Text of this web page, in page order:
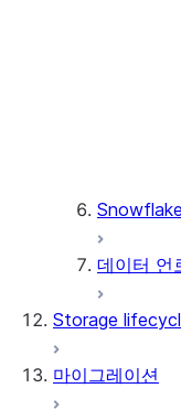
데이터 언
Storage
마이그레이션